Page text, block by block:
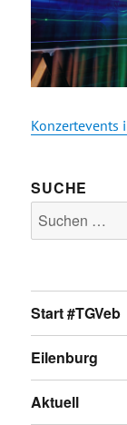
Konzertevents
SUCHE
Suche
nach:
Start #TGVeb
Eilenburg
Aktuell